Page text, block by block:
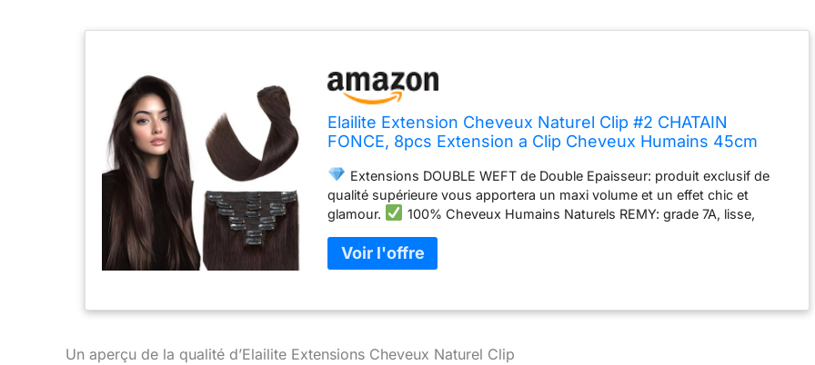
Elailite Extension Cheveux Naturel Clip #2 CHATAIN
FONCE, 8pcs Extension a Clip Cheveux Humains 45cm
Extensions DOUBLE WEFT de Double Epaisseur: produit exclusif de
qualité supérieure vous apportera un maxi volume et un effet chic et
glamour.
100% Cheveux Humains Naturels REMY: grade 7A, lisse,
soyeux, souple, résistent à l'emmêlement et indétectable. ✿ Extensions à
Clips: clips anti-glisses sont fournis, aucun outil supplémentaire est
requis. Profitez d’une pose ultra simple et rapide (environ 10min). Le retrait
possibilité d’être lavées, coupées, lissées, bouclées, colorées, etc. ✿ 8
large + 2* bandes 10cm large + 2* bandes 5cm large
Un aperçu de la qualité d’Elailite Extensions Cheveux Naturel Clip